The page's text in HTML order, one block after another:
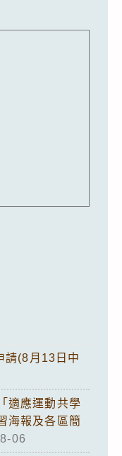
請(8月13日中
適應運動共學
海報及各區簡
06